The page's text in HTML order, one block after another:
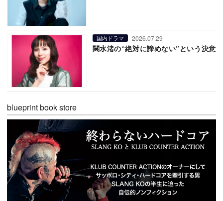
国内ドラマ 2026.07.29
関水渚の“絶対に諦めない”という決意
blueprint book store